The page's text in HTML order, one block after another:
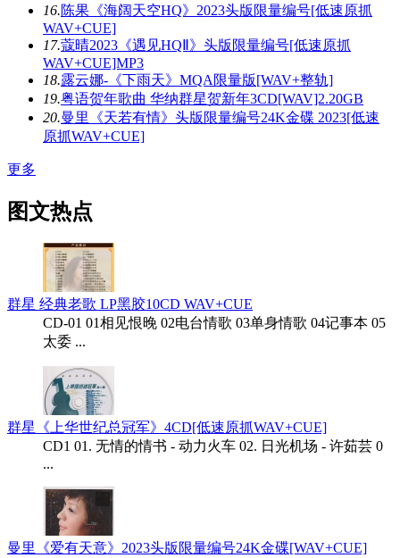
16.陈果《海阔天空HQ》2023头版限量编号[低速原抓
WAV+CUE]
17.蔻晴2023《遇见HQⅡ》头版限量编号[低速原抓
WAV+CUE]MP3
18.露云娜-《下雨天》MQA限量版[WAV+整轨]
19.粤语贺年歌曲 华纳群星贺新年3CD[WAV]2.20GB
20.曼里《天若有情》头版限量编号24K金碟 2023[低速
原抓WAV+CUE]
更多
图文热点
群星 经典老歌 LP黑胶10CD WAV+CUE
CD-01 01相见恨晚 02电台情歌 03单身情歌 04记事本 05
太委 ...
群星《上华世纪总冠军》4CD[低速原抓WAV+CUE]
CD1 01. 无情的情书 - 动力火车 02. 日光机场 - 许茹芸 0
...
曼里《爱有天意》2023头版限量编号24K金碟[WAV+CUE]